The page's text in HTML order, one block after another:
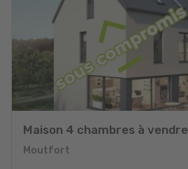
Maison 4 chambres à vendre
Moutfort